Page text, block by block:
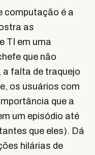
computação é a
as
TI em uma
que não
a falta de traquejo
os usuários com
que a
um episódio até
que eles). Dá
hilárias de